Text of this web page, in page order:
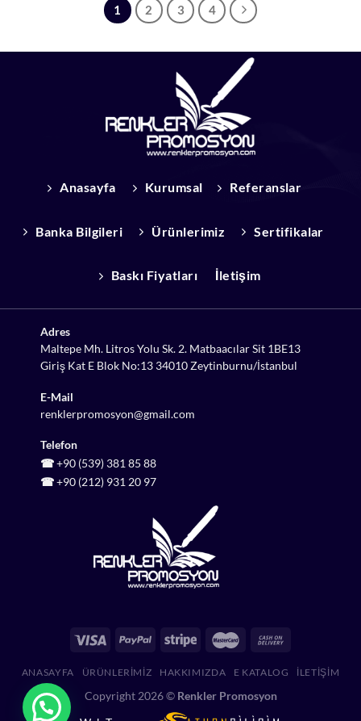
1 2 3 4
Anasayfa Kurumsal Referanslar
Banka Bilgileri Ürünlerimiz Sertifikalar
Baskı Fiyatları İletişim
Adres
Maltepe Mh. Litros Yolu Sk. 2. Matbaacılar Sit 1BE13
Giriş Kat E Blok No:13 34010 Zeytinburnu/İstanbul
E-Mail
renklerpromosyon@gmail.com
Telefon
☎+90 (539) 381 85 88
☎+90 (212) 931 20 97
ANASAYFA ÜRÜNLERIMIZ HAKKIMIZDA E KATALOG İLETIŞIM
Copyright 2026 © Renkler Promosyon